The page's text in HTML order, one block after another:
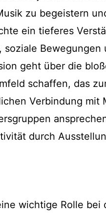
zu begeistern
ein tieferes
Bewegungen
geht über die
schaffen, das
Verbindung mit
durch
wichtige Rolle bei